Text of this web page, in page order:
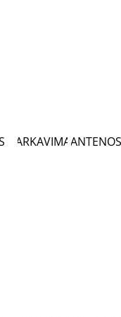
ANTENOS
PARKAVIMAS